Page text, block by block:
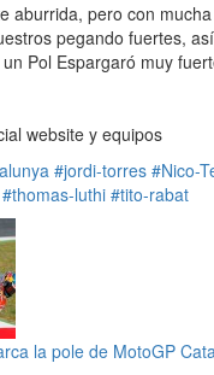
aburrida, pero con
pegando fuertes,
Pol Espargaró muy
website y equipos
#jordi-torres #Nico-
#thomas-luthi #tito-rabat
la pole de MotoGP